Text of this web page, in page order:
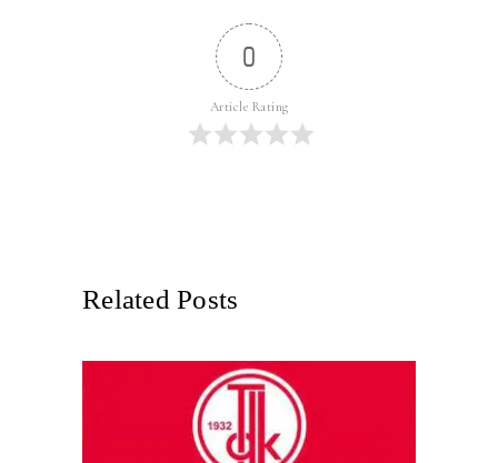
0
Article Rating
Related Posts